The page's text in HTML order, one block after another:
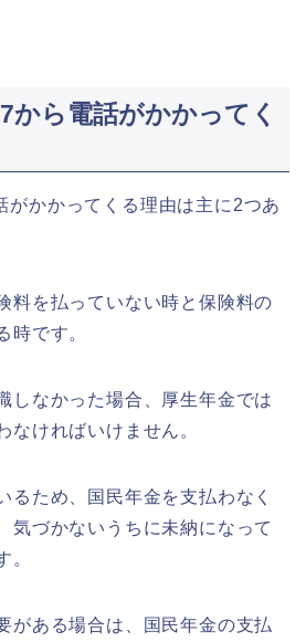
から電話がかかってく
かかってくる理由は主に2つあ
料を払っていない時と保険料の
時です。
しなかった場合、厚生年金では
なければいけません。
るため、国民年金を支払わなく
気づかないうちに未納になって
。
がある場合は、国民年金の支払